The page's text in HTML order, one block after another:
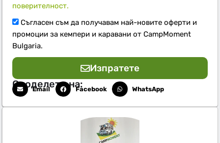
поверителност.
Съгласен съм да получавам най-новите оферти и
промоции за кемпери и каравани от CampMoment
Bulgaria.
Изпратете
Споделете на:
Email Facebook WhatsApp